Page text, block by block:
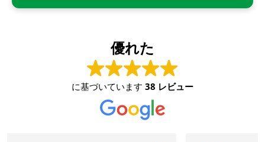
優れた
に基づいています 38 レビュー